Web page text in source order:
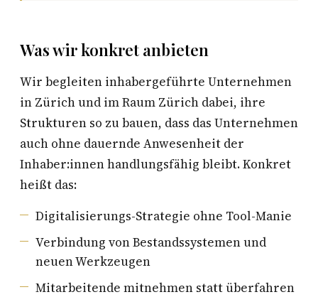
Was wir konkret anbieten
Wir begleiten inhabergeführte Unternehmen
in Zürich und im Raum Zürich dabei, ihre
Strukturen so zu bauen, dass das Unternehmen
auch ohne dauernde Anwesenheit der
Inhaber:innen handlungsfähig bleibt. Konkret
heißt das:
Digitalisierungs-Strategie ohne Tool-Manie
Verbindung von Bestandssystemen und
neuen Werkzeugen
Mitarbeitende mitnehmen statt überfahren